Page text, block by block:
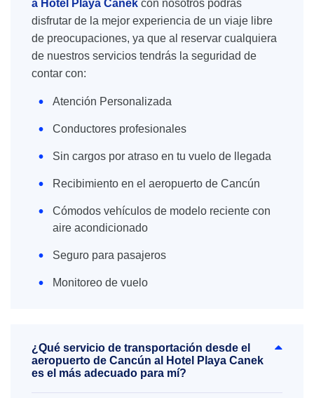
a Hotel Playa Canek con nosotros podrás
disfrutar de la mejor experiencia de un viaje libre
de preocupaciones, ya que al reservar cualquiera
de nuestros servicios tendrás la seguridad de
contar con:
Atención Personalizada
Conductores profesionales
Sin cargos por atraso en tu vuelo de llegada
Recibimiento en el aeropuerto de Cancún
Cómodos vehículos de modelo reciente con
aire acondicionado
Seguro para pasajeros
Monitoreo de vuelo
¿Qué servicio de transportación desde el
aeropuerto de Cancún al Hotel Playa Canek
es el más adecuado para mí?